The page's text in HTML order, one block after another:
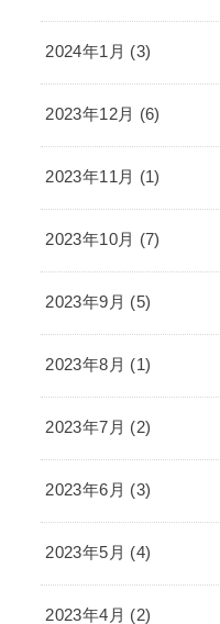
2024年1月 (3)
2023年12月 (6)
2023年11月 (1)
2023年10月 (7)
2023年9月 (5)
2023年8月 (1)
2023年7月 (2)
2023年6月 (3)
2023年5月 (4)
2023年4月 (2)